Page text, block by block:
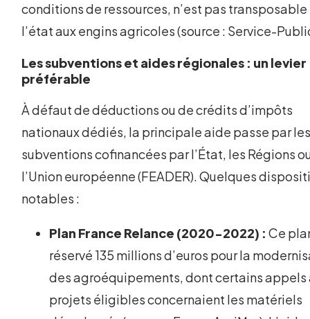
conditions de ressources, n’est pas transposable
l’état aux engins agricoles (source : Service-
Les subventions et aides régionales : un levier
préférable
À défaut de déductions ou de crédits d’impôts
nationaux dédiés, la principale aide passe par
subventions cofinancées par l’État, les Régions
l’Union européenne (FEADER). Quelques
notables :
Plan France Relance (2020-2022) : Ce
réservé 135 millions d’euros pour la
des agroéquipements, dont certains appels
projets éligibles concernaient les matériels